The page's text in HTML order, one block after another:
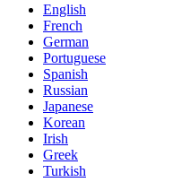
English
French
German
Portuguese
Spanish
Russian
Japanese
Korean
Irish
Greek
Turkish